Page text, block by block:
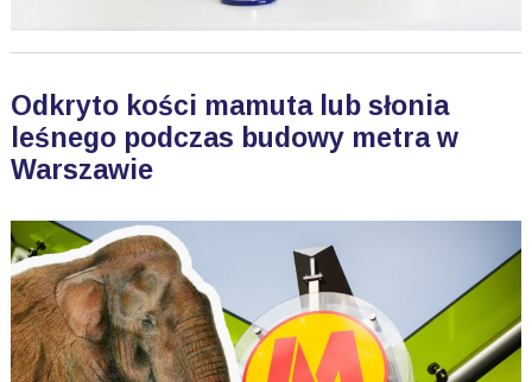
Odkryto kości mamuta lub słonia
leśnego podczas budowy metra w
Warszawie